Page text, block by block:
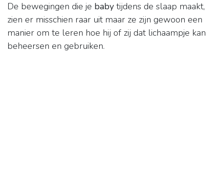
De bewegingen die je baby tijdens de slaap maakt,
zien er misschien raar uit maar ze zijn gewoon een
manier om te leren hoe hij of zij dat lichaampje kan
beheersen en gebruiken.